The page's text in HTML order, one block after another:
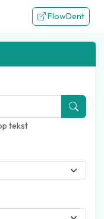
FlowDent
tekst